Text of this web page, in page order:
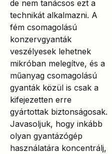
de nem tanácsos ezt a
technikát alkalmazni. A
fém csomagolású
konzervgyanták
veszélyesek lehetnek
mikróban melegítve, és a
műanyag csomagolású
gyanták közül is csak a
kifejezetten erre
gyártottak biztonságosak.
Javasoljuk, hogy inkább
olyan gyantázógép
használatára koncentrálj,